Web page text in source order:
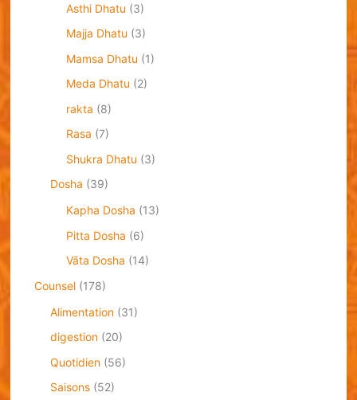
Asthi Dhatu (3)
Majja Dhatu (3)
Mamsa Dhatu (1)
Meda Dhatu (2)
rakta (8)
Rasa (7)
Shukra Dhatu (3)
Dosha (39)
Kapha Dosha (13)
Pitta Dosha (6)
Vāta Dosha (14)
Counsel(178)
Alimentation(31)
digestion(20)
Quotidien(56)
Saisons(52)